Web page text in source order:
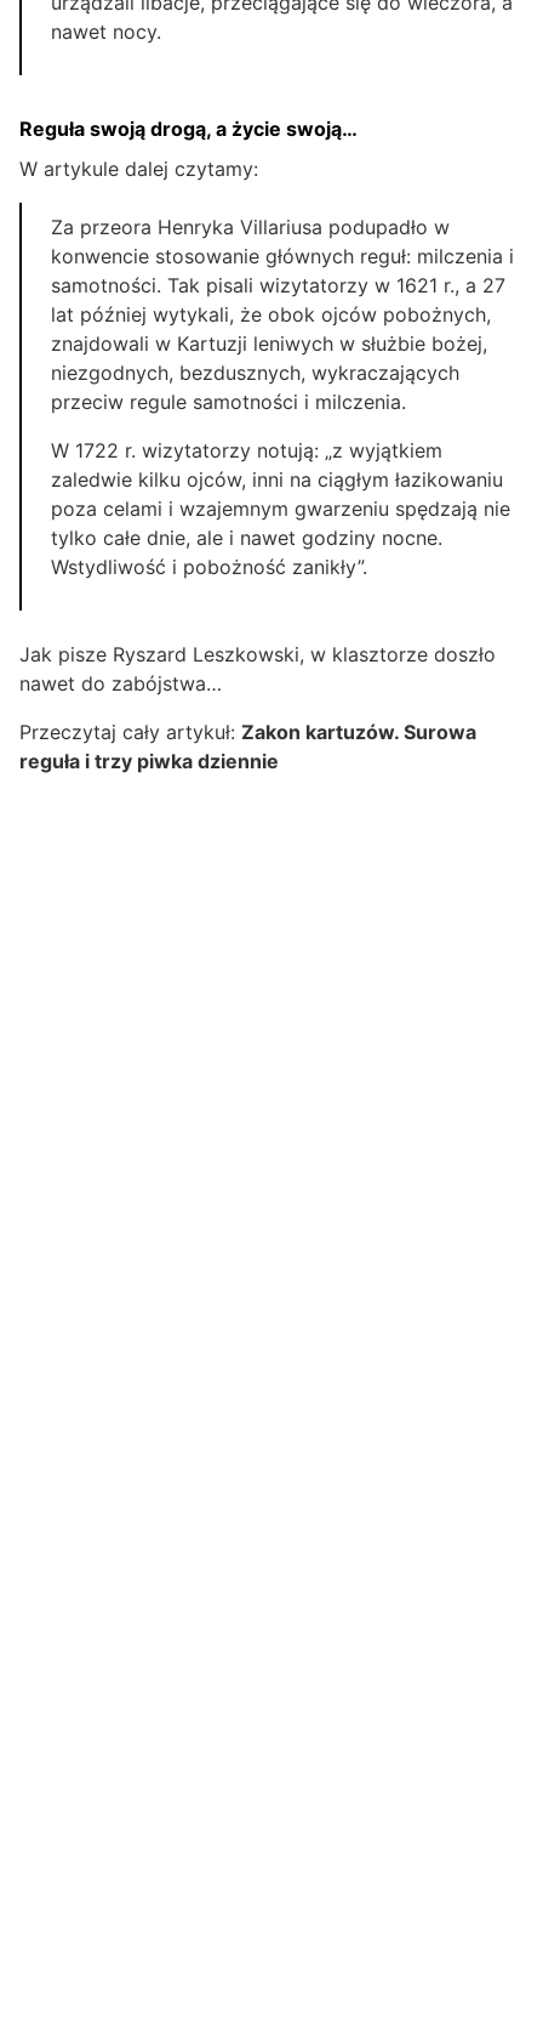
nawet nocy.
Reguła swoją drogą, a życie swoją…
W artykule dalej czytamy:
Za przeora Henryka Villariusa podupadło w
konwencie stosowanie głównych reguł: milczenia i
samotności. Tak pisali wizytatorzy w 1621 r., a 27
lat później wytykali, że obok ojców pobożnych,
znajdowali w Kartuzji leniwych w służbie bożej,
niezgodnych, bezdusznych, wykraczających
przeciw regule samotności i milczenia.
W 1722 r. wizytatorzy notują: „z wyjątkiem
zaledwie kilku ojców, inni na ciągłym łazikowaniu
poza celami i wzajemnym gwarzeniu spędzają nie
tylko całe dnie, ale i nawet godziny nocne.
Wstydliwość i pobożność zanikły”.
Jak pisze Ryszard Leszkowski, w klasztorze doszło
nawet do zabójstwa…
Przeczytaj cały artykuł: Zakon kartuzów. Surowa
reguła i trzy piwka dziennie